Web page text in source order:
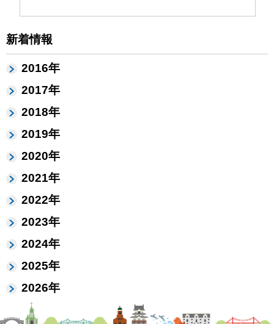
新着情報
2016年
2017年
2018年
2019年
2020年
2021年
2022年
2023年
2024年
2025年
2026年